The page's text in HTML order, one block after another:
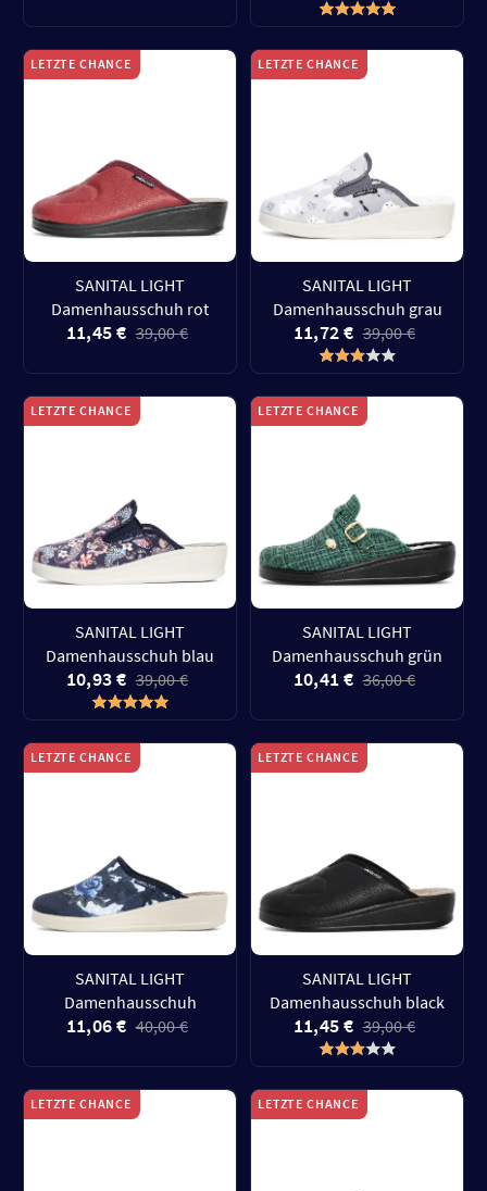
LETZTE CHANCE
SANITAL LIGHT
Damenhausschuh rot
11,45 € 39,00 €
LETZTE CHANCE
SANITAL LIGHT
Damenhausschuh grau
11,72 € 39,00 €
LETZTE CHANCE
SANITAL LIGHT
Damenhausschuh blau
10,93 € 39,00 €
LETZTE CHANCE
SANITAL LIGHT
Damenhausschuh grün
10,41 € 36,00 €
LETZTE CHANCE
SANITAL LIGHT
Damenhausschuh
11,06 € 40,00 €
LETZTE CHANCE
SANITAL LIGHT
Damenhausschuh black
11,45 € 39,00 €
LETZTE CHANCE LETZTE CHANCE